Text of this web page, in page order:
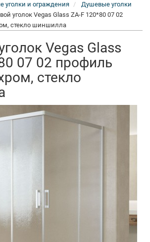
уголки и ограждения
Душевые уголки
уголок Vegas Glass ZA-F 120*80 07 02
стекло шиншилла
Vegas Glass
07 02 профиль
стекло